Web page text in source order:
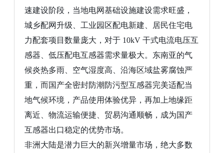
速建设阶段，当地电网基础设施建设需求旺盛，
城乡配网升级、工业园区配电新建、居民住宅电
力配套项目数量庞大，对于 10kV 干式电流电压互
感器、低压配电互感器需求量极大。东南亚的气
候炎热多雨、空气湿度高、沿海区域盐雾腐蚀严
重，而国产全密封防潮防污型互感器完美适配当
地气候环境，产品使用体验优异，再加上地缘距
离近、物流运输便捷、贸易沟通顺畅，成为国产
互感器出口稳定的优势市场。
非洲大陆是潜力巨大的新兴增量市场，绝大多数